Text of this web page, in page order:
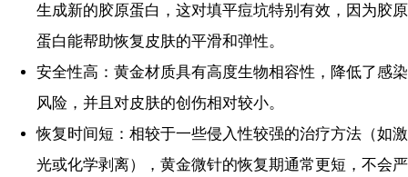
生成新的胶原蛋白，这对填平痘坑特别有效，因为胶原
蛋白能帮助恢复皮肤的平滑和弹性。
安全性高：黄金材质具有高度生物相容性，降低了感染
风险，并且对皮肤的创伤相对较小。
恢复时间短：相较于一些侵入性较强的治疗方法（如激
光或化学剥离），黄金微针的恢复期通常更短，不会严